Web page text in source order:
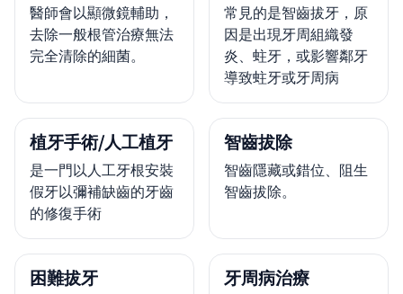
醫師會以顯微鏡輔助，
去除一般根管治療無法
完全清除的細菌。
常見的是智齒拔牙，原
因是出現牙周組織發
炎、蛀牙，或影響鄰牙
導致蛀牙或牙周病
植牙手術/人工植牙
是一門以人工牙根安裝
假牙以彌補缺齒的牙齒
的修復手術
智齒拔除
智齒隱藏或錯位、阻生
智齒拔除。
困難拔牙 牙周病治療